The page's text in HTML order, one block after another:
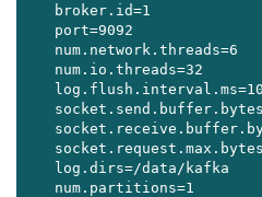
broker.id=1
port=9092
num.network.threads=6
num.io.threads=32
log.dirs=/data/kafka
num.partitions=1